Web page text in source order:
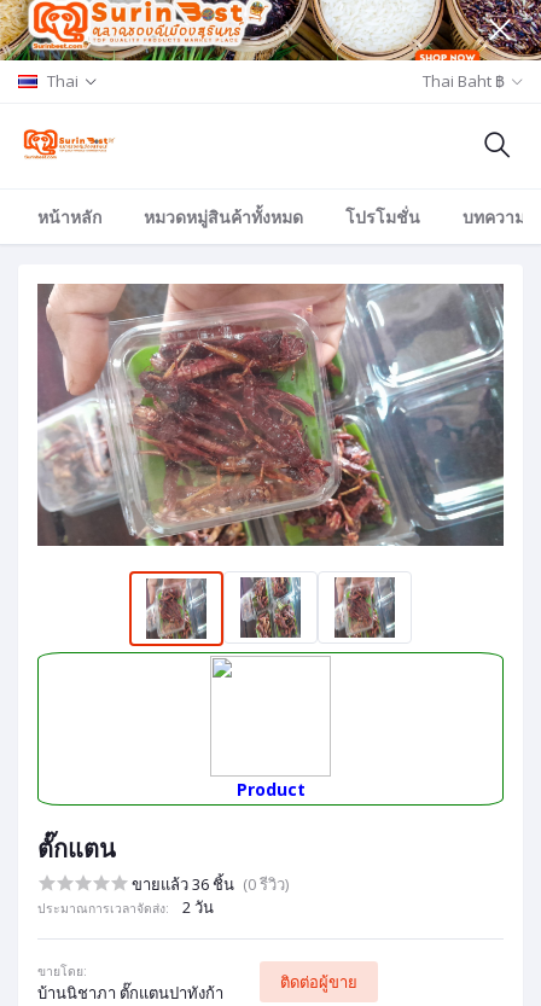
Thai Thai Baht ฿
หน้าหลัก หมวดหมู่สินค้าทั้งหมด โปรโมชั่น บทความ/
Product
ตั๊กแตน
ขายแล้ว 36 ชิ้น (0 รีวิว)
ประมาณการเวลาจัดส่ง: 2 วัน
ขายโดย:
บ้านนิชาภา ตั๊กแตนปาทังก้า
ติดต่อผู้ขาย